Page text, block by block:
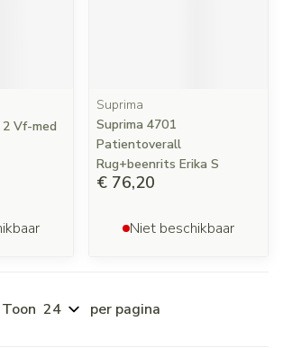
Vf-med
Suprima
Suprima 4701
Patientoverall
Rug+beenrits Erika S
€ 76,20
Niet beschikbaar
Toon per pagina